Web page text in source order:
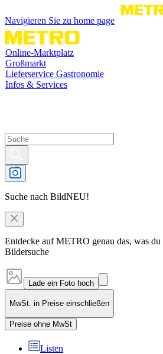
Navigieren Sie zu home page
Online-Marktplatz
Großmarkt
Lieferservice Gastronomie
Infos & Services
Suche nach BildNEU!
Entdecke auf METRO genau das, was du
Bildersuche
Lade ein Foto hoch
MwSt. in Preise einschließen
Preise ohne MwSt
Listen